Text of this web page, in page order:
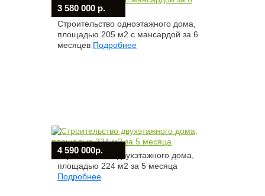
3 580 000 р.
Строительство одноэтажного дома,
площадью 205 м2 с мансардой за 6
месяцев Подробнее
4 590 000р.
Строительство двухэтажного дома,
площадью 224 м2 за 5 месяца
Подробнее